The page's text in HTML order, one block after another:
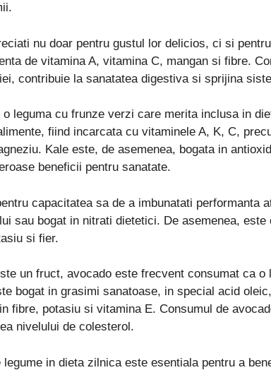
nu doar pentru gustul lor delicios, ci si
de vitamina A, vitamina C, mangan si fibre.
contribuie la sanatatea digestiva si sprijina
o leguma cu frunze verzi care merita inclusa in
fiind incarcata cu vitaminele A, K, C,
Kale este, de asemenea, bogata in
beneficii pentru sanatate.
capacitatea sa de a imbunatati performanta
sau bogat in nitrati dietetici. De asemenea,
si fier.
un fruct, avocado este frecvent consumat ca o
bogat in grasimi sanatoase, in special acid
fibre, potasiu si vitamina E. Consumul de
nivelului de colesterol.
in dieta zilnica este esentiala pentru a